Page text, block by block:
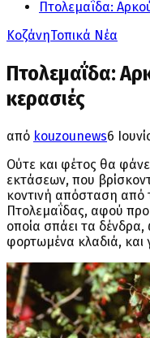
Πτολεμαΐδα:
ΚοζάνηΤοπικά Νέα
Πτολεμαΐδα:
κερασιές
από kouzounews6
Ούτε και φέτος θα
εκτάσεων, που
κοντινή απόσταση
Πτολεμαΐδας, αφού
οποία σπάει τα
φορτωμένα κλαδιά, και